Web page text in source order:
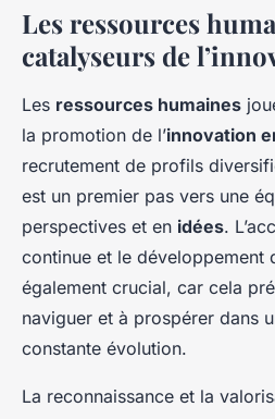
Les ressources
catalyseurs de
Les ressources humaines
la promotion de l’innovation
recrutement de profils
est un premier pas vers une
perspectives et en idées.
continue et le développement
également crucial, car cela
naviguer et à prospérer dans
constante évolution.
La reconnaissance et la